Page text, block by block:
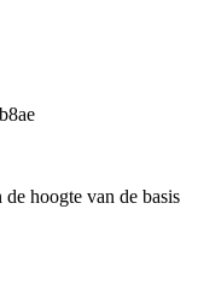
hoogte van de basis